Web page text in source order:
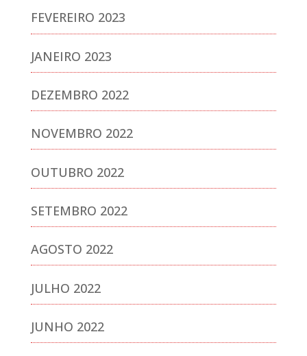
FEVEREIRO 2023
JANEIRO 2023
DEZEMBRO 2022
NOVEMBRO 2022
OUTUBRO 2022
SETEMBRO 2022
AGOSTO 2022
JULHO 2022
JUNHO 2022